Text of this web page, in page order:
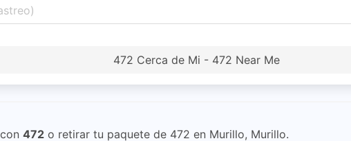
472 Cerca de Mi - 472 Near Me
con 472 o retirar tu paquete de 472 en Murillo, Murillo.